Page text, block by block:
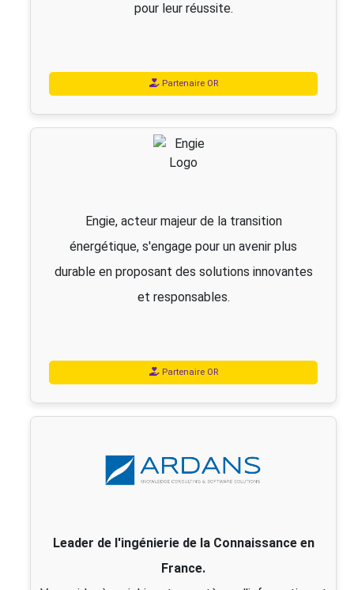
pour leur réussite.
Partenaire OR
Engie, acteur majeur de la transition
énergétique, s'engage pour un avenir plus
durable en proposant des solutions innovantes
et responsables.
Partenaire OR
Leader de l'ingénierie de la Connaissance en
France.